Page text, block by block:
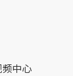
中心